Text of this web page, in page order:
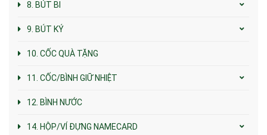
8. BÚT BI
9. BÚT KÝ
10. CỐC QUÀ TẶNG
11. CỐC/BÌNH GIỮ NHIỆT
12. BÌNH NƯỚC
14. HỘP/VÍ ĐỰNG NAMECARD